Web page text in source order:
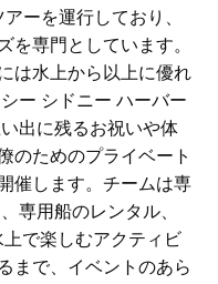
ーを運行しており、
を専門としています。
は水上から以上に優れ
ー シドニー ハーバー
出に残るお祝いや体
のためのプライベート
催します。チームは専
専用船のレンタル、
で楽しむアクティビ
まで、イベントのあら